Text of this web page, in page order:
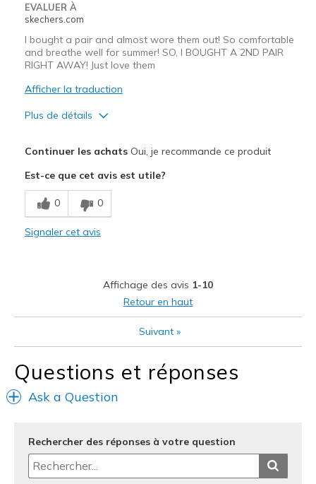
EVALUER À
skechers.com
I bought a pair and almost wore them out! So comfortable
and breathe well for summer! SO, I BOUGHT A 2ND PAIR
RIGHT AWAY! Just love them
Afficher la traduction
Plus de détails
Breathe Well
Comfortable
Les meilleures utilisations
Casual Wear
Travel
Width
Feels true to width
Sizing
Feels true to size
Continuer les achatsOui, je recommande ce produit
Est-ce que cet avis est utile?
0 0
Signaler cet avis
Affichage des avis 1-10
Retour en haut
Suivant »
Questions et réponses
Ask a Question
Rechercher des réponses à votre question